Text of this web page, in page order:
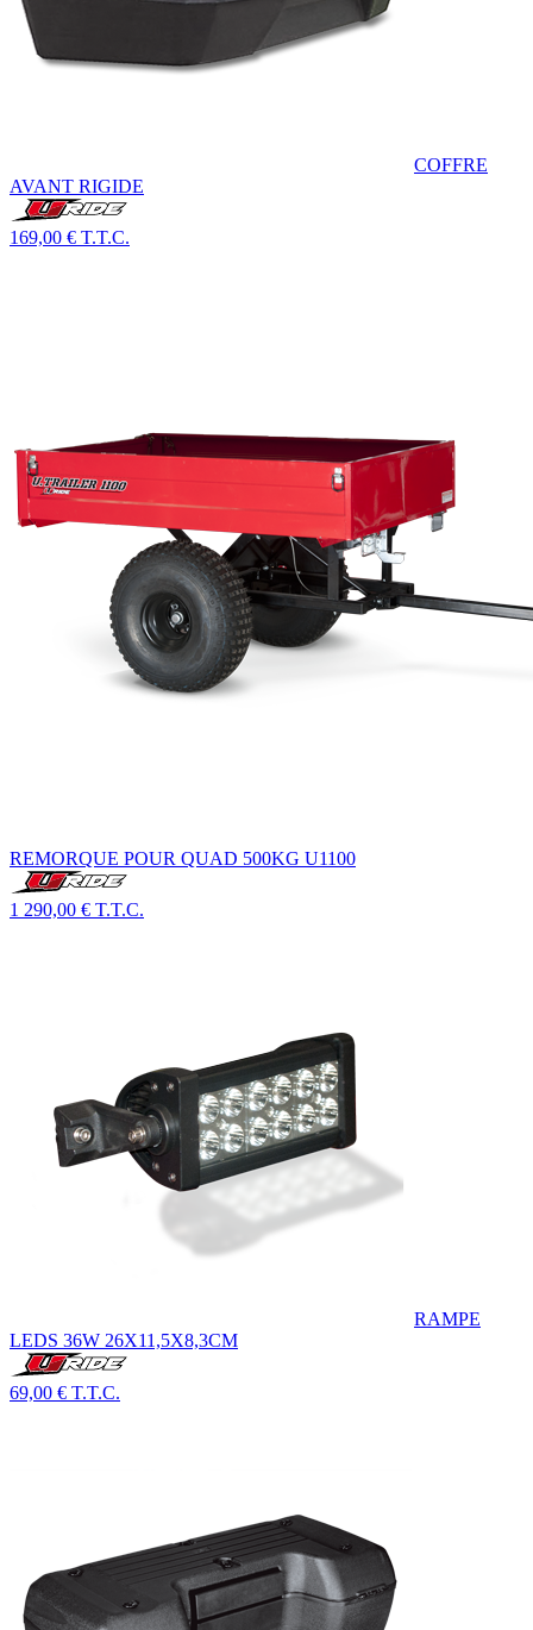
COFFRE
AVANT RIGIDE
169,00 € T.T.C.
REMORQUE POUR QUAD 500KG U1100
1 290,00 € T.T.C.
RAMPE
LEDS 36W 26X11,5X8,3CM
69,00 € T.T.C.